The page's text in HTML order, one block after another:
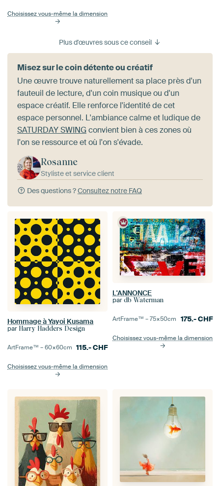
Choisissez vous-même la dimension
Plus d'œuvres sous ce conseil
Misez sur le coin détente ou créatif
Une œuvre trouve naturellement sa place près d'un
fauteuil de lecture, d'un coin musique ou d'un
espace créatif. Elle renforce l'identité de cet
espace personnel. L'ambiance calme et ludique de
SATURDAY SWING convient bien à ces zones où
l'on se ressource et où l'on s'évade.
Rosanne
Styliste et service client
Des questions ?Consultez notre FAQ
Hommage à Yayoi Kusama
par Harry Hadders Design
ArtFrame™ –60×60cm 115.-CHF
Choisissez vous-même la dimension
L'ANNONCE
par db Waterman
ArtFrame™ –75×50cm 175.-CHF
Choisissez vous-même la dimension